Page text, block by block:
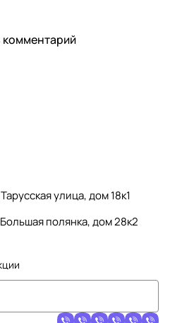
улица, дом 18к1
полянка, дом 28к2